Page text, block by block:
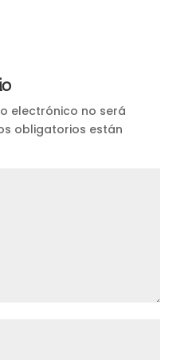
electrónico no será
obligatorios están